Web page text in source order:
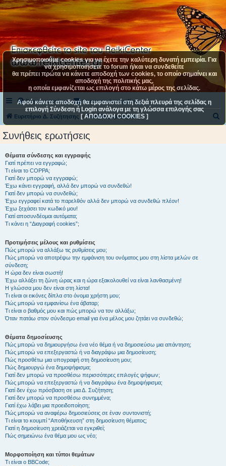
Συχνές ερωτήσεις Επικοινωνήστε μαζί μας
Ευρετήριο Δ. Συζήτησης Συνήθεις ερωτήσεις
Συνήθεις ερωτήσεις
Θέματα σύνδεσης και εγγραφής
Γιατί πρέπει να εγγραφώ;
Τι είναι το COPPA;
Γιατί δεν μπορώ να εγγραφώ;
Έχω κάνει εγγραφή, αλλά δεν μπορώ να συνδεθώ!
Γιατί δεν μπορώ να συνδεθώ;
Έχω εγγραφεί κατά το παρελθόν αλλά δεν μπορώ να συνδεθώ πλέον!
Έχω ξεχάσει τον κωδικό μου!
Γιατί αποσυνδέομαι αυτόματα;
Τι κάνει η “Διαγραφή cookies”;
Προτιμήσεις μέλους και ρυθμίσεις
Πώς μπορώ να αλλάξω τις ρυθμίσεις μου;
Πώς μπορώ να αποτρέψω την εμφάνιση του ονόματος μου στη λίστα μελών σε
σύνδεση;
Η ώρα δεν είναι σωστή!
Έχω αλλάξει τη ζώνη ώρας και η ώρα εξακολουθεί να είναι λανθασμένη!
Η γλώσσα μου δεν είναι στη λίστα!
Τι είναι οι εικόνες δίπλα στο όνομα χρήστη μου;
Πώς μπορώ να εμφανίσω ένα άβαταρ;
Τι είναι ο βαθμός μου και πώς μπορώ να τον αλλάξω;
Όταν πατάω στον σύνδεσμο email για ένα μέλος μου ζητάει να συνδεθώ;
Θέματα δημοσίευσης
Πώς μπορώ να δημιουργήσω ένα νέο θέμα ή να δημοσιεύσω μια απάντηση;
Πώς μπορώ να επεξεργαστώ ή να διαγράψω μια δημοσίευση;
Πώς προσθέτω μια υπογραφή στη δημοσίευση μου;
Πώς δημιουργώ ένα δημοψήφισμα;
Γιατί δεν μπορώ να προσθέσω περισσότερες επιλογές ψήφων;
Πώς μπορώ να επεξεργαστώ ή να διαγράψω ένα δημοψήφισμα;
Γιατί δεν έχω πρόσβαση σε μια Δ. Συζήτηση;
Γιατί δεν μπορώ να προσθέσω συνημμένα;
Γιατί έχω λάβει μια προειδοποίηση;
Πώς μπορώ να αναφέρω δημοσιεύσεις σε έναν συντονιστή;
Τι είναι το κουμπί “Αποθήκευση” στη δημοσίευση θέματος;
Γιατί η δημοσίευση χρειάζεται να εγκριθεί;
Πώς σημειώνω ένα θέμα μου ως νέο;
Μορφοποίηση και τύποι θεμάτων
Τι είναι ο BBCode;
Χρησιμοποιούμε cookies για να έχετε την καλύτερη δυνατή εμπειρία. Για
να χρησιμοποιήσετε το forum ή/και να συνδεθείτε
θα πρέπει πρώτα να κάνετε αποδοχή των cookies, το οποίο σημαίνει και
αποδοχή της πολιτικής μας,
η οποία εμφανίζεται ως επιλογή στο κάτω μέρος της σελίδας.
Αφού κάνετε αποδοχή θα εμφανιστεί στη δεξιά πλευρά της σελίδας η
επιλογή Σύνδεση ή Login ανάλογα με τη γλώσσα επιλογής σας
[ ΑΠΟΔΟΧΗ COOKIES ]